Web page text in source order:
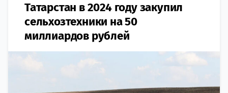
Татарстан в 2024 году закупил
сельхозтехники на 50
миллиардов рублей